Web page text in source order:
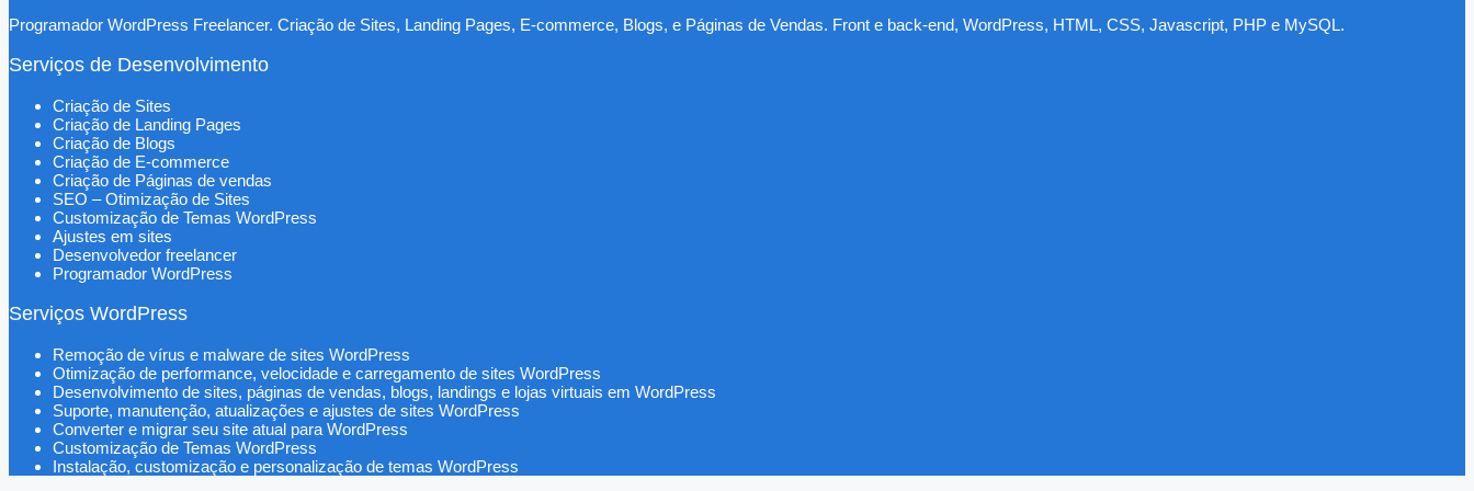
Programador WordPress Freelancer. Criação de Sites, Landing Pages, E-commerce, Blogs, e Páginas de Vendas. Front e back-end, WordPress, HTML, CSS, Javascript, PHP e MySQL.
Serviços de Desenvolvimento
Criação de Sites
Criação de Landing Pages
Criação de Blogs
Criação de E-commerce
Criação de Páginas de vendas
SEO – Otimização de Sites
Customização de Temas WordPress
Ajustes em sites
Desenvolvedor freelancer
Programador WordPress
Serviços WordPress
Remoção de vírus e malware de sites WordPress
Otimização de performance, velocidade e carregamento de sites WordPress
Desenvolvimento de sites, páginas de vendas, blogs, landings e lojas virtuais em WordPress
Suporte, manutenção, atualizações e ajustes de sites WordPress
Converter e migrar seu site atual para WordPress
Customização de Temas WordPress
Instalação, customização e personalização de temas WordPress